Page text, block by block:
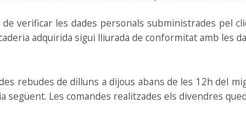
verificar les dades personals subministrades pel
adquirida sigui lliurada de conformitat amb les
rebudes de dilluns a dijous abans de les 12h del
següent. Les comandes realitzades els divendres